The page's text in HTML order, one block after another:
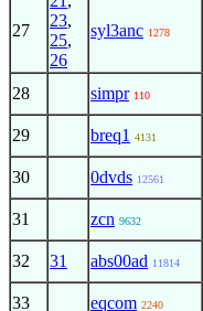
27
23,
25,
26
syl3anc 1278
28 simpr 110
29 breq1 4131
30 0dvds 12561
31 zcn 9632
32 31 abs00ad 11814
33 eqcom 2240